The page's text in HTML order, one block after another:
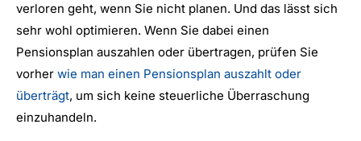
verloren geht, wenn Sie nicht planen. Und das lässt sich
sehr wohl optimieren. Wenn Sie dabei einen
Pensionsplan auszahlen oder übertragen, prüfen Sie
vorher wie man einen Pensionsplan auszahlt oder
überträgt, um sich keine steuerliche Überraschung
einzuhandeln.